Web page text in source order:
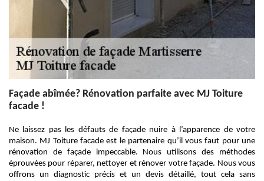
Façade abîmée? Rénovation parfaite avec MJ Toiture
facade !
Ne laissez pas les défauts de façade nuire à l’apparence de votre
maison. MJ Toiture facade est le partenaire qu’il vous faut pour une
rénovation de façade impeccable. Nous utilisons des méthodes
éprouvées pour réparer, nettoyer et rénover votre façade. Nous vous
offrons un diagnostic précis et un devis détaillé, tout cela sans